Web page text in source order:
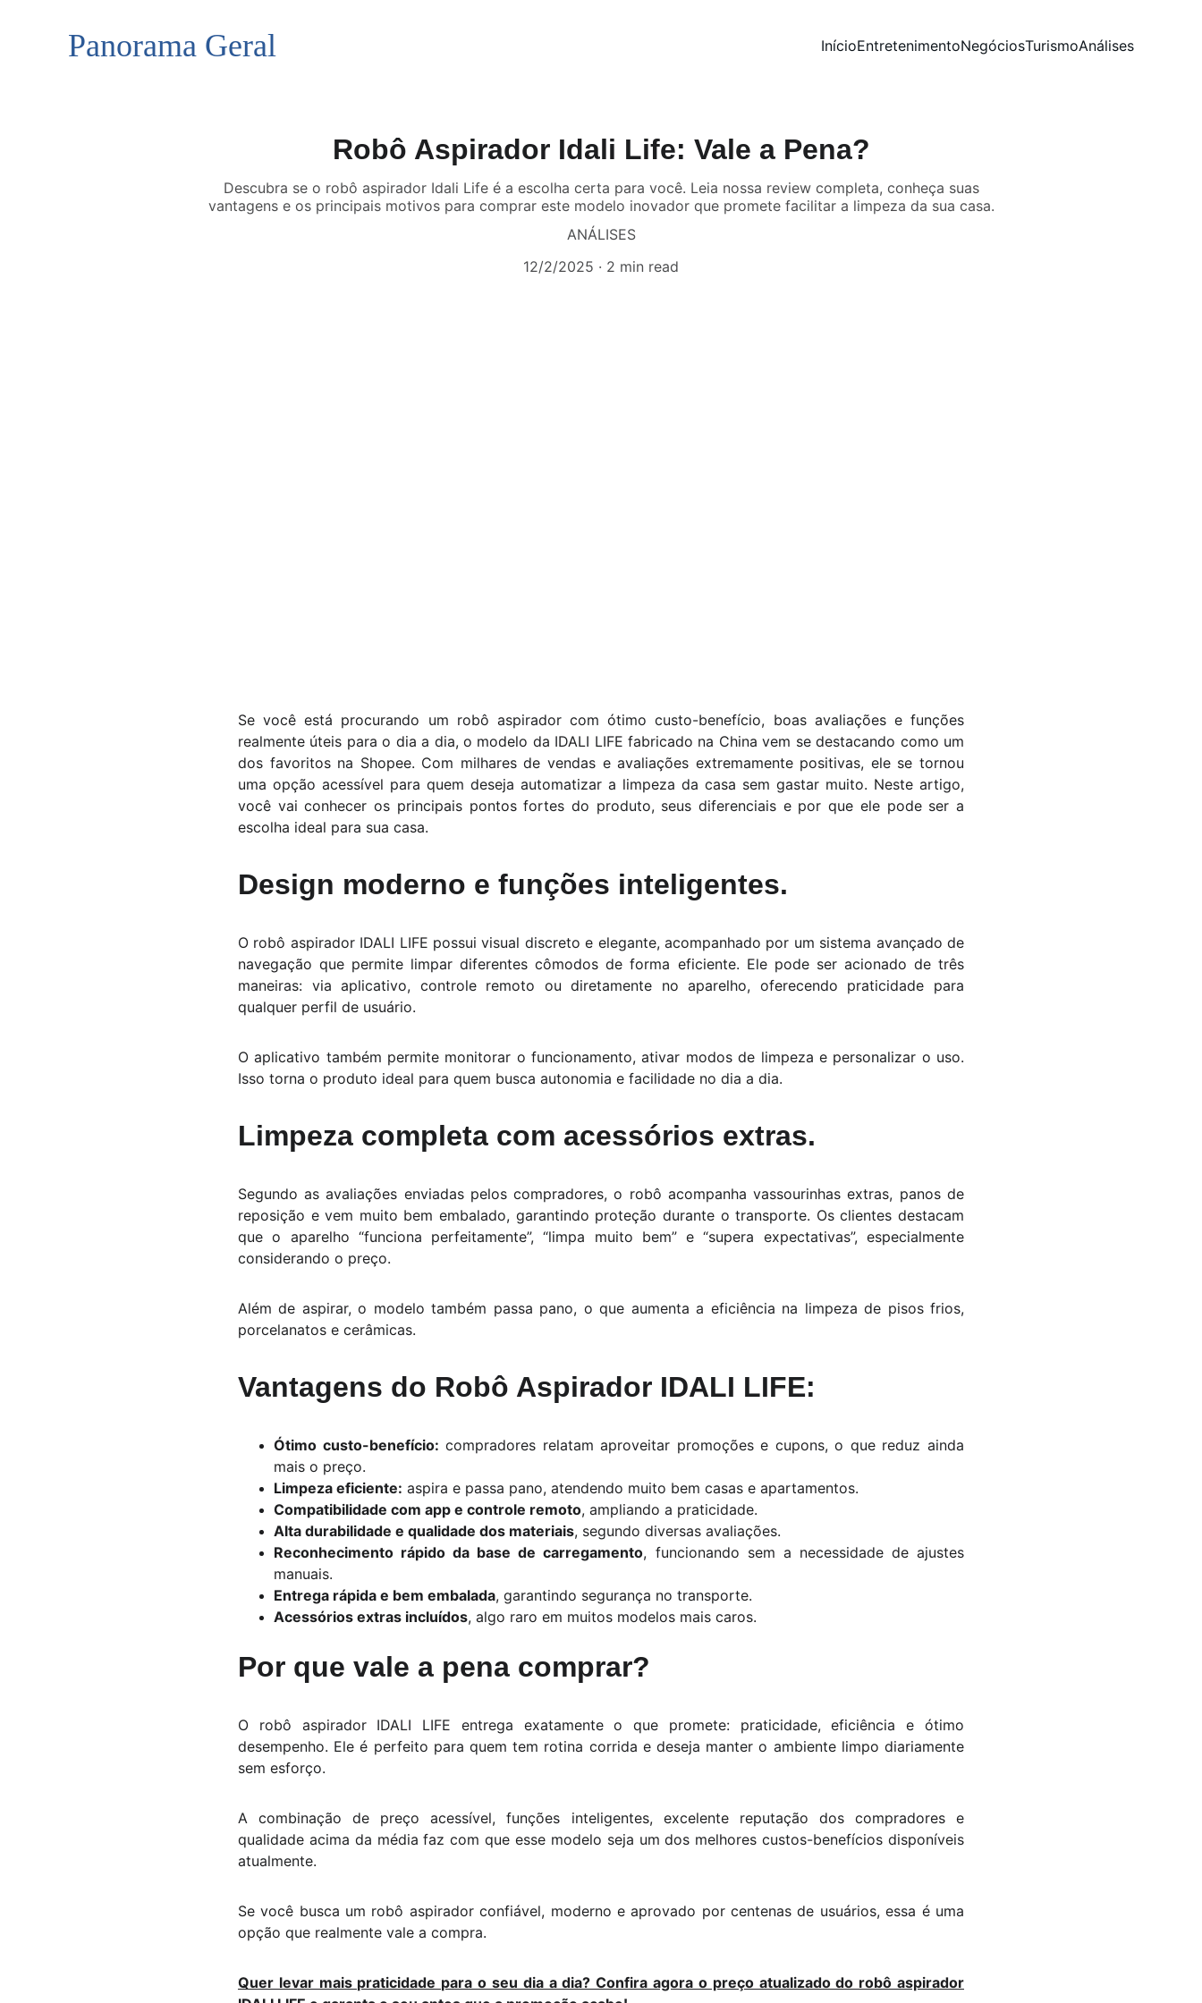
Panorama Geral InícioEntretenimentoNegóciosTurismoAnálises
Robô Aspirador Idali Life: Vale a Pena?
Descubra se o robô aspirador Idali Life é a escolha certa para você. Leia nossa review completa, conheça suas
vantagens e os principais motivos para comprar este modelo inovador que promete facilitar a limpeza da sua casa.
ANÁLISES
12/2/2025
2 min read
Se você está procurando um robô aspirador com ótimo custo-benefício, boas avaliações e funções
realmente úteis para o dia a dia, o modelo da IDALI LIFE fabricado na China vem se destacando como um
dos favoritos na Shopee. Com milhares de vendas e avaliações extremamente positivas, ele se tornou
uma opção acessível para quem deseja automatizar a limpeza da casa sem gastar muito. Neste artigo,
você vai conhecer os principais pontos fortes do produto, seus diferenciais e por que ele pode ser a
escolha ideal para sua casa.
Design moderno e funções inteligentes.
O robô aspirador IDALI LIFE possui visual discreto e elegante, acompanhado por um sistema avançado de
navegação que permite limpar diferentes cômodos de forma eficiente. Ele pode ser acionado de três
maneiras: via aplicativo, controle remoto ou diretamente no aparelho, oferecendo praticidade para
qualquer perfil de usuário.
O aplicativo também permite monitorar o funcionamento, ativar modos de limpeza e personalizar o uso.
Isso torna o produto ideal para quem busca autonomia e facilidade no dia a dia.
Limpeza completa com acessórios extras.
Segundo as avaliações enviadas pelos compradores, o robô acompanha vassourinhas extras, panos de
reposição e vem muito bem embalado, garantindo proteção durante o transporte. Os clientes destacam
que o aparelho “funciona perfeitamente”, “limpa muito bem” e “supera expectativas”, especialmente
considerando o preço.
Além de aspirar, o modelo também passa pano, o que aumenta a eficiência na limpeza de pisos frios,
porcelanatos e cerâmicas.
Vantagens do Robô Aspirador IDALI LIFE:
Ótimo custo-benefício: compradores relatam aproveitar promoções e cupons, o que reduz ainda
mais o preço.
Limpeza eficiente: aspira e passa pano, atendendo muito bem casas e apartamentos.
Compatibilidade com app e controle remoto, ampliando a praticidade.
Alta durabilidade e qualidade dos materiais, segundo diversas avaliações.
Reconhecimento rápido da base de carregamento, funcionando sem a necessidade de ajustes
manuais.
Entrega rápida e bem embalada, garantindo segurança no transporte.
Acessórios extras incluídos, algo raro em muitos modelos mais caros.
Por que vale a pena comprar?
O robô aspirador IDALI LIFE entrega exatamente o que promete: praticidade, eficiência e ótimo
desempenho. Ele é perfeito para quem tem rotina corrida e deseja manter o ambiente limpo diariamente
sem esforço.
A combinação de preço acessível, funções inteligentes, excelente reputação dos compradores e
qualidade acima da média faz com que esse modelo seja um dos melhores custos-benefícios disponíveis
atualmente.
Se você busca um robô aspirador confiável, moderno e aprovado por centenas de usuários, essa é uma
opção que realmente vale a compra.
Quer levar mais praticidade para o seu dia a dia? Confira agora o preço atualizado do robô aspirador